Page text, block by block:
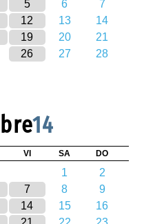
5 6
7
12 13
14
19 20
21
26 27
28
14
VI SA DO
1
2
7 8
9
14 15
16